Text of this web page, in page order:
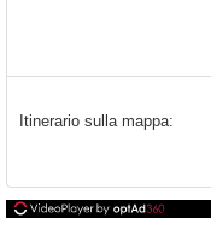
Itinerario sulla mappa: